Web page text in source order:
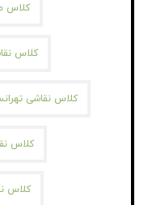
کلاس
کلاس
کلاس نقاشی
کلاس
کلاس